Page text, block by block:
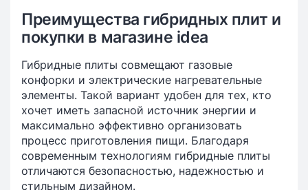
Преимущества гибридных плит и
покупки в магазине idea
Гибридные плиты совмещают газовые
конфорки и электрические нагревательные
элементы. Такой вариант удобен для тех, кто
хочет иметь запасной источник энергии и
максимально эффективно организовать
процесс приготовления пищи. Благодаря
современным технологиям гибридные плиты
отличаются безопасностью, надежностью и
стильным дизайном.